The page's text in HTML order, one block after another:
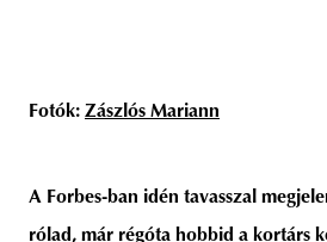
Fotók: Zászlós Mariann
A Forbes-ban idén tavasszal
rólad, már régóta hobbid a kortárs